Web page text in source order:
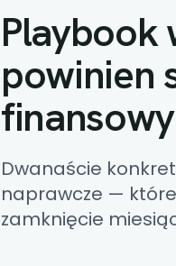
Playbook
powinien
finansowy
Dwanaście
naprawcze —
zamknięcie